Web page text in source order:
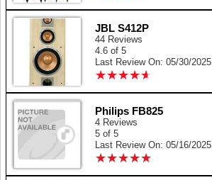
JBL S412P
44 Reviews
4.6 of 5
Last Review On: 05/30/2025
★★★★★
★★★★★
Philips FB825
4 Reviews
5 of 5
Last Review On: 05/16/2025
★★★★★
★★★★★